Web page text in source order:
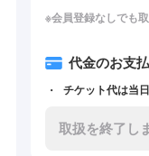
※会員登録なしでも
代金のお支
チケット代は当
取扱を終了し